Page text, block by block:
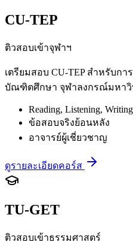
CU-TEP
ติวสอบเข้าจุฬาฯ
เตรียมสอบ CU-TEP สำหรับก
บัณฑิตศึกษา จุฬาลงกรณ์มหาวิ
Reading, Listening, Writing
ข้อสอบจริงย้อนหลัง
อาจารย์ผู้เชี่ยวชาญ
ดูรายละเอียดคอร์ส
TU-GET
ติวสอบเข้าธรรมศาสตร์